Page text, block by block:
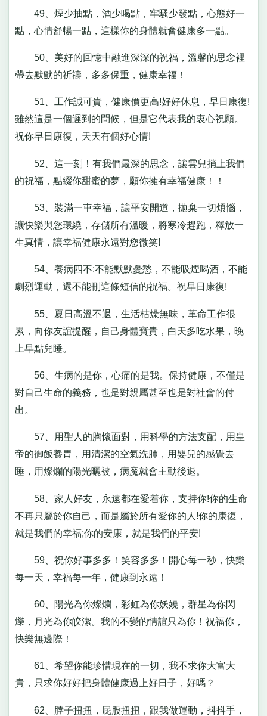
49、煙少抽點，酒少喝點，牢騷少發點，心態好一
點，心情舒暢一點，這樣你的身體就會健康多一點。
50、美好的回憶中融進深深的祝福，溫馨的思念裡
帶去默默的祈禱，多多保重，健康幸福！
51、工作誠可貴，健康價更高!好好休息，早日康復!
雖然這是一個遲到的問候，但是它代表我的衷心祝願。
祝你早日康復，天天有個好心情!
52、這一刻！有我們最深的思念，讓雲兒捎上我們
的祝福，點綴你甜蜜的夢，願你擁有幸福健康！！
53、裝滿一車幸福，讓平安開道，拋棄一切煩惱，
讓快樂與您環繞，存儲所有溫暖，將寒冷趕跑，釋放一
生真情，讓幸福健康永遠對您微笑!
54、養病四不:不能默默憂愁，不能吸煙喝酒，不能
劇烈運動，還不能刪這條短信的祝福。祝早日康復!
55、夏日高溫不退，生活枯燥無味，革命工作很
累，向你友誼提醒，自己身體寶貴，白天多吃水果，晚
上早點兒睡。
56、生病的是你，心痛的是我。保持健康，不僅是
對自己生命的義務，也是對親屬甚至也是對社會的付
出。
57、用聖人的胸懷面對，用科學的方法支配，用皇
帝的御飯養胃，用清潔的空氣洗肺，用嬰兒的感覺去
睡，用燦爛的陽光曬被，病魔就會主動後退。
58、家人好友，永遠都在愛着你，支持你!你的生命
不再只屬於你自己，而是屬於所有愛你的人!你的康復，
就是我們的幸福;你的安康，就是我們的平安!
59、祝你好事多多！笑容多多！開心每一秒，快樂
每一天，幸福每一年，健康到永遠！
60、陽光為你燦爛，彩虹為你妖嬈，群星為你閃
爍，月光為你皎潔。我的不變的情誼只為你！祝福你，
快樂無邊際！
61、希望你能珍惜現在的一切，我不求你大富大
貴，只求你好好把身體健康過上好日子，好嗎？
62、脖子扭扭，屁股扭扭，跟我做運動，抖抖手，